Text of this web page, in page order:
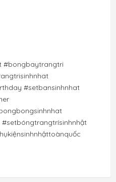
#bongbaytrangtri
#setbóngtrangtrísinhnhật